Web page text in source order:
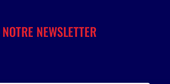
NEWSLETTER